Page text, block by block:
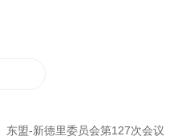
东盟-新德里委员会第127次会议